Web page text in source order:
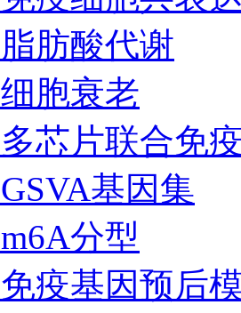
脂肪酸代谢
细胞衰老
多芯片联合免
GSVA基因集
m6A分型
免疫基因预后